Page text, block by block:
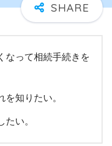
なって相続手続きを
を知りたい。
い。